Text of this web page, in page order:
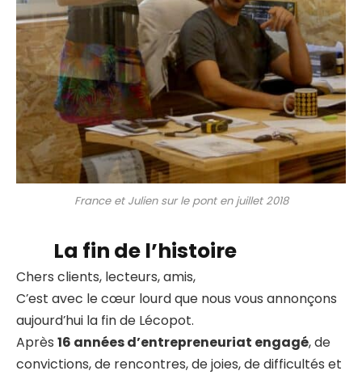
France et Julien sur le pont en juillet 2018
La fin de l’histoire
Chers clients, lecteurs, amis,
C’est avec le cœur lourd que nous vous annonçons
aujourd’hui la fin de Lécopot.
Après 16 années d’entrepreneuriat engagé, de
convictions, de rencontres, de joies, de difficultés et